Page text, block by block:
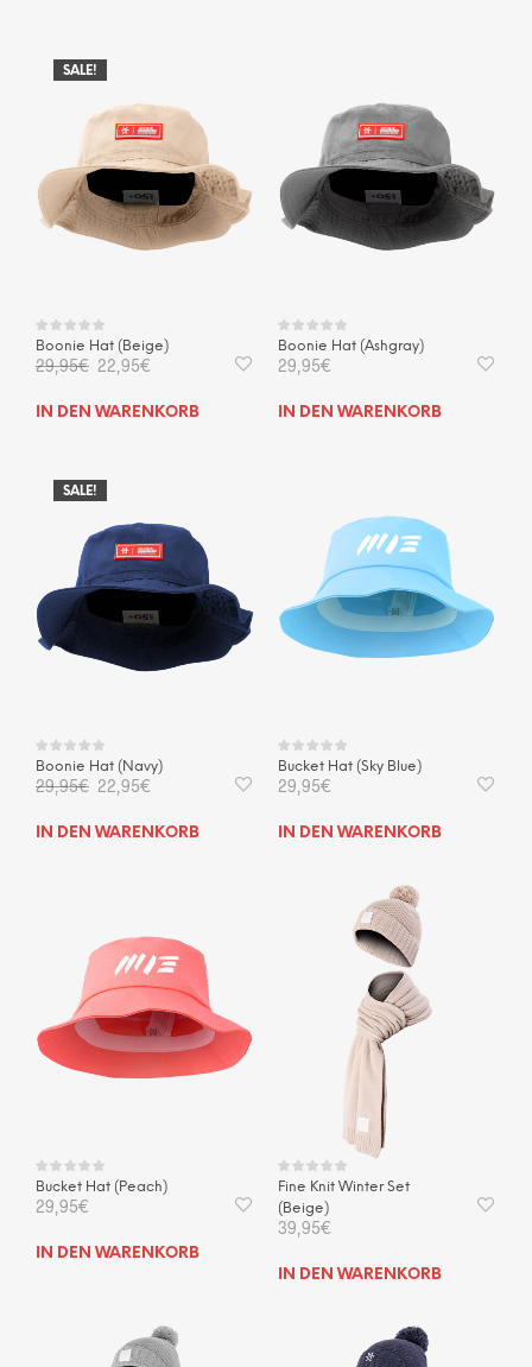
SALE!
Boonie Hat (Beige)
29,95€ Ursprünglicher
Preis
29,95€
22,95€Aktueller
22,95€.
IN DEN WARENKORB
Boonie Hat (Ashgray)
29,95€
IN DEN WARENKORB
SALE!
Boonie Hat (Navy)
29,95€ Ursprünglicher
Preis
29,95€
22,95€Aktueller
22,95€.
IN DEN WARENKORB
Bucket Hat (Sky Blue)
29,95€
IN DEN WARENKORB
Bucket Hat (Peach)
29,95€
IN DEN WARENKORB
Fine Knit Winter Set
(Beige)
39,95€
IN DEN WARENKORB